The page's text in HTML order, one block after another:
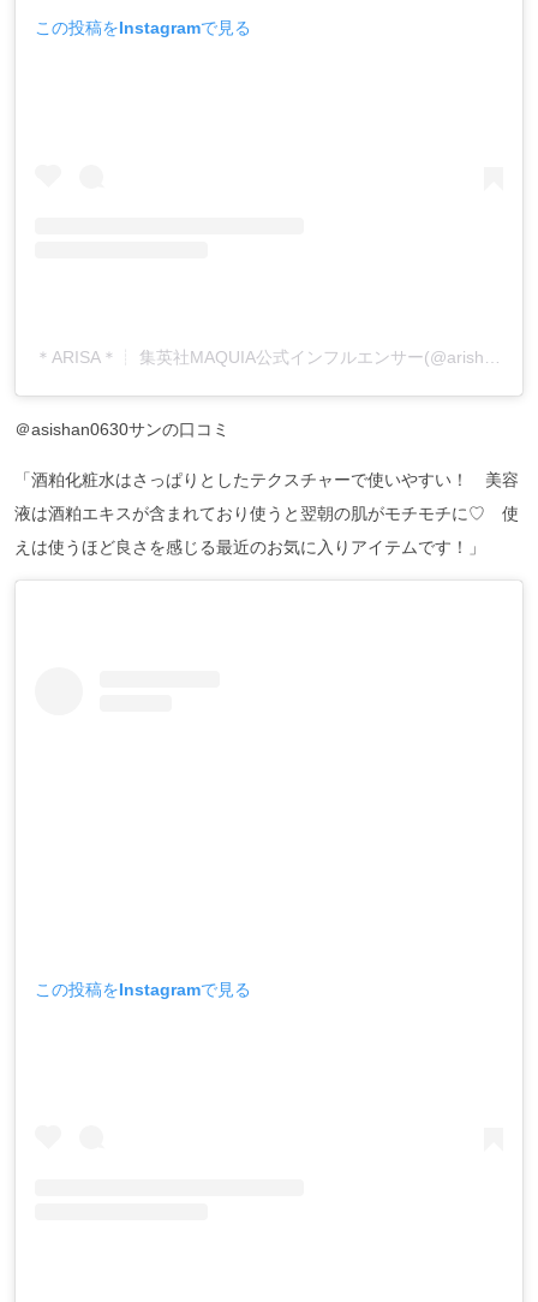
この投稿をInstagramで見る
＊ARISA＊┊ 集英社MAQUIA公式インフルエンサー(@arishan0630)がシェアした投稿
＠asishan0630サンの口コミ
「酒粕化粧水はさっぱりとしたテクスチャーで使いやすい！ 美容
液は酒粕エキスが含まれており使うと翌朝の肌がモチモチに♡ 使
えは使うほど良さを感じる最近のお気に入りアイテムです！」
この投稿をInstagramで見る